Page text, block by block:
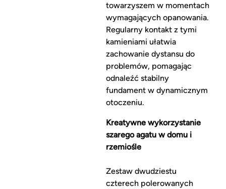
towarzyszem w momentach
wymagających opanowania.
Regularny kontakt z tymi
kamieniami ułatwia
zachowanie dystansu do
problemów, pomagając
odnaleźć stabilny
fundament w dynamicznym
otoczeniu.
Kreatywne wykorzystanie
szarego agatu w domu i
rzemiośle
Zestaw dwudziestu
czterech polerowanych